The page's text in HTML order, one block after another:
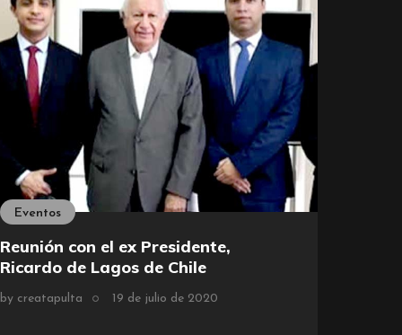
Eventos
Reunión con el ex Presidente,
Ricardo de Lagos de Chile
by creatapulta 19 de julio de 2020